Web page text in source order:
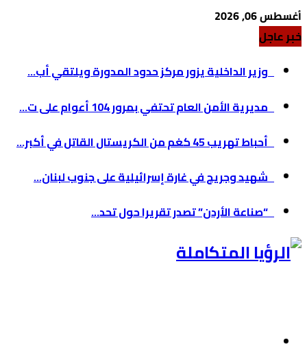
أغسطس 06, 2026
خبر عاجل
وزير الداخلية يزور مركز حدود المدورة ويلتقي أب...
مديرية الأمن العام تحتفي بمرور 104 أعوام على ت...
أحباط تهريب 45 كغم من الكريستال القاتل في أكبر...
شهيد وجريح في غارة إسرائيلية على جنوب لبنان...
“صناعة الأردن” تصدر تقريرا حول تحد...